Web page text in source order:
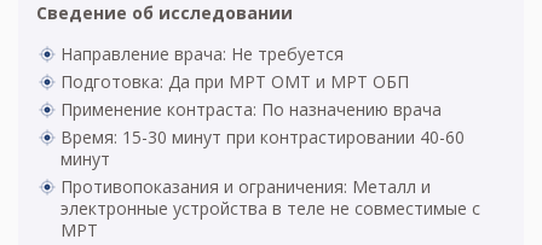
Сведение об исследовании
Направление врача: Не требуется
Подготовка: Да при МРТ ОМТ и МРТ ОБП
Применение контраста: По назначению врача
Время: 15-30 минут при контрастировании 40-60
минут
Противопоказания и ограничения: Металл и
электронные устройства в теле не совместимые с
МРТ